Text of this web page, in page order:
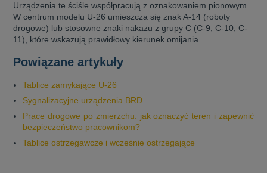
Urządzenia te ściśle współpracują z oznakowaniem pionowym.
W centrum modelu U-26 umieszcza się znak A-14 (roboty
drogowe) lub stosowne znaki nakazu z grupy C (C-9, C-10, C-
11), które wskazują prawidłowy kierunek omijania.
Powiązane artykuły
Tablice zamykające U-26
Sygnalizacyjne urządzenia BRD
Prace drogowe po zmierzchu: jak oznaczyć teren i zapewnić
bezpieczeństwo pracownikom?
Tablice ostrzegawcze i wcześnie ostrzegające